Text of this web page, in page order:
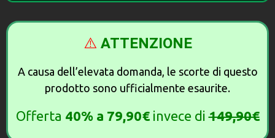
⚠️ ATTENZIONE
A causa dell’elevata domanda, le scorte di questo
prodotto sono ufficialmente esaurite.
Offerta 40%a 79,90€ invece di149,90€